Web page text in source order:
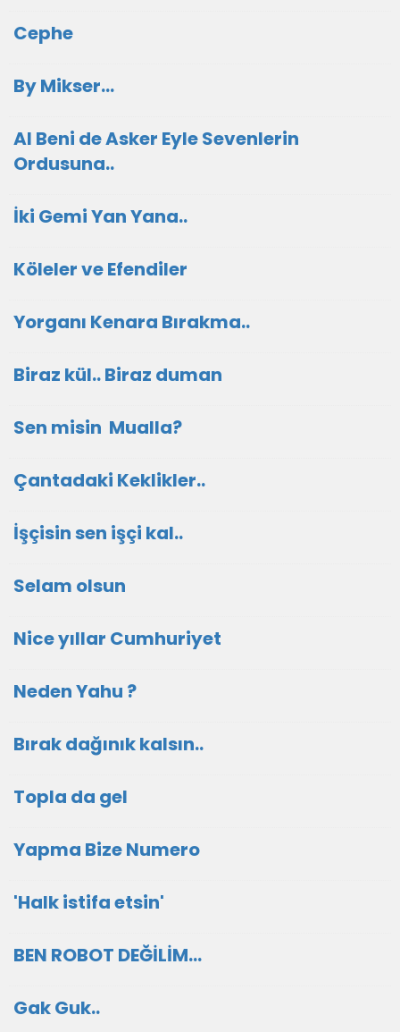
Cephe
By Mikser...
Al Beni de Asker Eyle Sevenlerin
Ordusuna..
İki Gemi Yan Yana..
Köleler ve Efendiler
Yorganı Kenara Bırakma..
Biraz kül.. Biraz duman
Sen misin Mualla?
Çantadaki Keklikler..
İşçisin sen işçi kal..
Selam olsun
Nice yıllar Cumhuriyet
Neden Yahu ?
Bırak dağınık kalsın..
Topla da gel
Yapma Bize Numero
'Halk istifa etsin'
BEN ROBOT DEĞİLİM...
Gak Guk..